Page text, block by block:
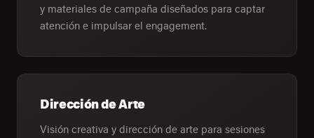
y materiales de campaña diseñados para captar
atención e impulsar el engagement.
Dirección de Arte
Visión creativa y dirección de arte para sesiones